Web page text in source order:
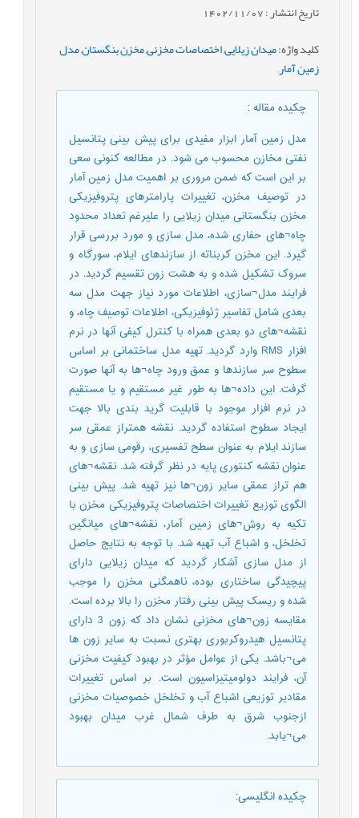
تاریخ انتشار : 1402/11/07
کلید واژه:میدان زیلایی,اختصاصات مخزنی,مخزن بنگستان,مدل
زمین آمار,
چکیده مقاله:
مدل زمین آمار ابزار مفیدی برای پیش بینی پتانسیل
نفتی مخازن محسوب می شود. در مطالعه کنونی سعی
بر این است که ضمن مروری بر اهمیت مدل زمین آمار
در توصیف مخزن، تغییرات پارامترهای پتروفیزیکی
مخزن بنگستانی میدان زیلایی را علیرغم تعداد محدود
چاه¬های حفاری شده، مدل سازی و مورد بررسی قرار
گیرد. این مخزن کربناته از سازندهای ایلام، سورگاه و
سروک تشکیل شده و به هشت زون تقسیم گردید. در
فرایند مدل¬سازی، اطلاعات مورد نیاز جهت مدل سه
بعدی شامل تفاسیر ژئوفیزیکی، اطلاعات توصیف چاه، و
نقشه¬های دو بعدی همراه با کنترل کیفی آنها در نرم
افزار RMS وارد گردید. تهیه مدل ساختمانی بر اساس
سطوح سر سازندها و عمق ورود چاه¬ها به آنها صورت
گرفت. این داده¬ها به طور غیر مستقیم و یا مستقیم
در نرم افزار موجود با قابلیت گرید بندی بالا جهت
ایجاد سطوح استفاده گردید. نقشه همتراز عمقی سر
سازند ایلام به عنوان سطح تفسیری، رقومی سازی و به
عنوان نقشه کنتوری پایه در نظر گرفته شد. نقشه¬های
هم تراز عمقی سایر زون¬ها نیز تهیه شد. پیش بینی
الگوی توزیع تغییرات اختصاصات پتروفیزیکی مخزن با
تکیه به روش¬های زمین آمار، نقشه¬های میانگین
تخلخل، و اشباع آب تهیه شد. با توجه به نتایج حاصل
از مدل سازی آشکار گردید که میدان زیلایی دارای
پیچیدگی ساختاری بوده، ناهمگنی مخزن را موجب
شده و ریسک پیش بینی رفتار مخزن را بالا برده است.
مقایسه زون¬های مخزنی نشان داد که زون 3 دارای
پتانسیل هیدروکربوری بهتری نسبت به سایر زون ها
می¬باشد. یکی از عوامل مؤثر در بهبود کیفیت مخزنی
آن، فرایند دولومیتیزاسیون است. بر اساس تغییرات
مقادیر توزیعی اشباع آب و تخلخل خصوصیات مخزنی
ازجنوب شرق به طرف شمال غرب میدان بهبود
می¬یابد.
چکیده انگلیسی: